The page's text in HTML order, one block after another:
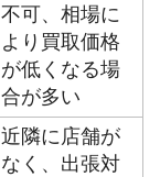
不可、相場に
より買取価格
が低くなる場
合が多い
近隣に店舗が
なく、出張対